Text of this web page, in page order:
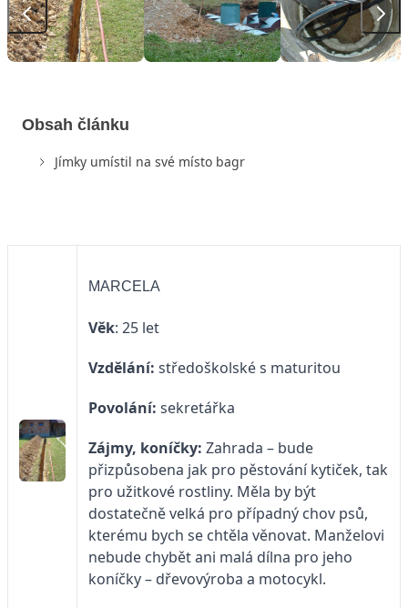
Obsah článku
Jímky umístil na své místo bagr
MARCELA
Věk: 25 let
Vzdělání: středoškolské s maturitou
Povolání: sekretářka
Zájmy, koníčky: Zahrada – bude
přizpůsobena jak pro pěstování kytiček, tak
pro užitkové rostliny. Měla by být
dostatečně velká pro případný chov psů,
kterému bych se chtěla věnovat. Manželovi
nebude chybět ani malá dílna pro jeho
koníčky – dřevovýroba a motocykl.